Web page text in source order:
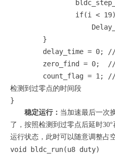
检测到过零点的时间段
稳定运行： 当加速最后一次
了，按照检测到过零点后延时30°
运行状态，此时可以随意调整占
void bldc_run(u8 duty)